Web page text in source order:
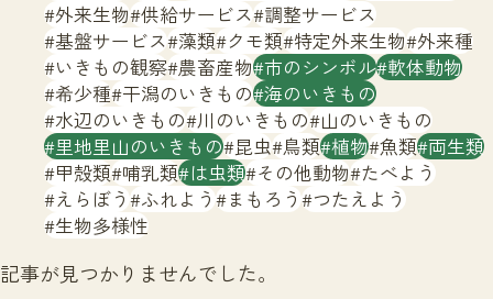
外来生物 供給サービス 調整サービス
基盤サービス 藻類 クモ類 特定外来生物 外来種
いきもの観察 農畜産物 市のシンボル 軟体動物
希少種 干潟のいきもの 海のいきもの
水辺のいきもの 川のいきもの 山のいきもの
里地里山のいきもの 昆虫 鳥類 植物 魚類 両生類
甲殻類 哺乳類 は虫類 その他動物 たべよう
えらぼう ふれよう まもろう つたえよう
生物多様性
記事が見つかりませんでした。